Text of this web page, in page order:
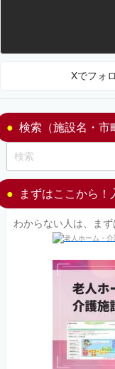
Xでフォ
検索（施設名・市
まずはここから！
わからない人は、まず